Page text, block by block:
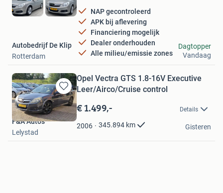
NAP gecontroleerd
APK bij aflevering
Financiering mogelijk
Dealer onderhouden
Alle milieu/emissie zones
Autobedrijf De Klip
Rotterdam
Dagtopper
Vandaag
Bewaren
in
Mijn
Favorieten
Opel Vectra GTS 1.8-16V Executive
Leer/Airco/Cruise control
€ 1.499,- Details
2006 345.894 km
F&A Auto's
Lelystad
Gisteren